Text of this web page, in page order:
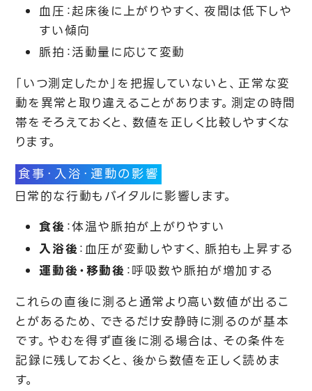
血圧：起床後に上がりやすく、夜間は低下しや
すい傾向
脈拍：活動量に応じて変動
「いつ測定したか」を把握していないと、正常な変
動を異常と取り違えることがあります。測定の時間
帯をそろえておくと、数値を正しく比較しやすくな
ります。
食事・入浴・運動の影響
日常的な行動もバイタルに影響します。
食後：体温や脈拍が上がりやすい
入浴後：血圧が変動しやすく、脈拍も上昇する
運動後・移動後：呼吸数や脈拍が増加する
これらの直後に測ると通常より高い数値が出るこ
とがあるため、できるだけ安静時に測るのが基本
です。やむを得ず直後に測る場合は、その条件を
記録に残しておくと、後から数値を正しく読めま
す。